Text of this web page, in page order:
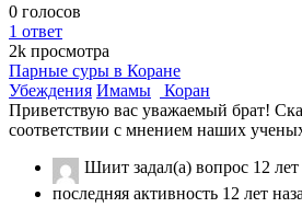
0 голосов
1 ответ
2k просмотра
Парные суры в Коране
Убеждения Имамы
Коран
Приветствую вас уважаемый брат!
соответствии с мнением наших
Шиит задал(а) вопрос 12
последняя активность 12 лет